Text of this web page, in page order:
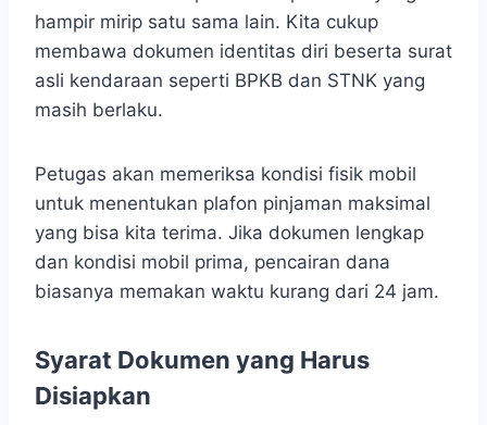
hampir mirip satu sama lain. Kita cukup
membawa dokumen identitas diri beserta surat
asli kendaraan seperti BPKB dan STNK yang
masih berlaku.
Petugas akan memeriksa kondisi fisik mobil
untuk menentukan plafon pinjaman maksimal
yang bisa kita terima. Jika dokumen lengkap
dan kondisi mobil prima, pencairan dana
biasanya memakan waktu kurang dari 24 jam.
Syarat Dokumen yang Harus
Disiapkan